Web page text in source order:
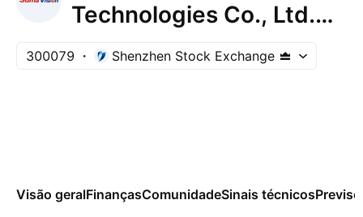
Technologies Co., Ltd.
Class A
300079 Shenzhen Stock Exchange
Visão geralFinançasComunidadeSinais técnicos